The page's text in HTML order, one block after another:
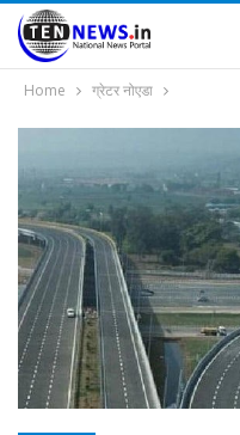
Home ग्रेटर नोएडा